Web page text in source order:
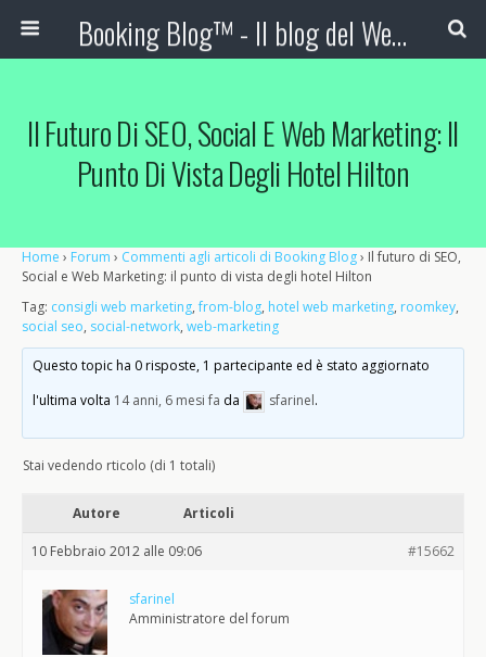
Booking Blog™ - Il blog del Web Marketing Turistico
Il Futuro Di SEO, Social E Web Marketing: Il
Punto Di Vista Degli Hotel Hilton
Home › Forum › Commenti agli articoli di Booking Blog› Il futuro di SEO,
Social e Web Marketing: il punto di vista degli hotel Hilton
Tag: consigli web marketing,from-blog, hotel web marketing, roomkey,
social seo, social-network, web-marketing
Questo topic ha 0 risposte, 1 partecipante ed è stato aggiornato
l'ultima volta 14 anni, 6 mesi fa da sfarinel.
Stai vedendo rticolo (di 1 totali)
Autore Articoli
10 Febbraio 2012 alle 09:06 #15662
sfarinel
Amministratore del forum